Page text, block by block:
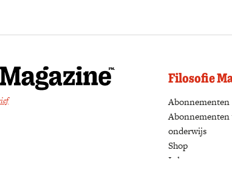
Filosofie
Abonnementen
Abonnementen
onderwijs
Shop
Inloggen